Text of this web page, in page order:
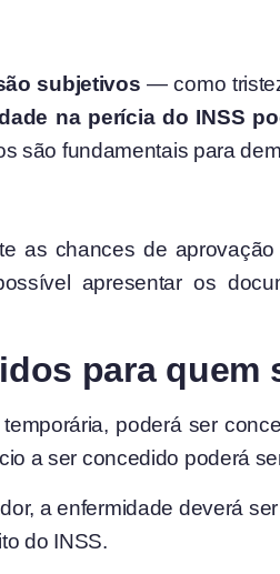
subjetivos — como
na perícia do INSS
são fundamentais para
as chances de
apresentar os
para quem
poderá ser
a ser concedido poderá
a enfermidade deverá
do INSS.